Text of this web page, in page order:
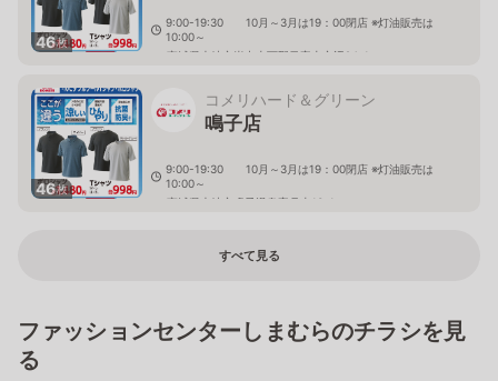
46枚
9:00-19:30 10月～3月は19：00閉店 ※灯油販売は
10:00～
宮城県大崎市岩出山下野目字山之辺24-1
46枚
コメリハード＆グリーン
鳴子店
9:00-19:30 10月～3月は19：00閉店 ※灯油販売は
10:00～
宮城県大崎市鳴子温泉字月山13-1
すべて見る
ファッションセンターしまむらのチラシを見
る